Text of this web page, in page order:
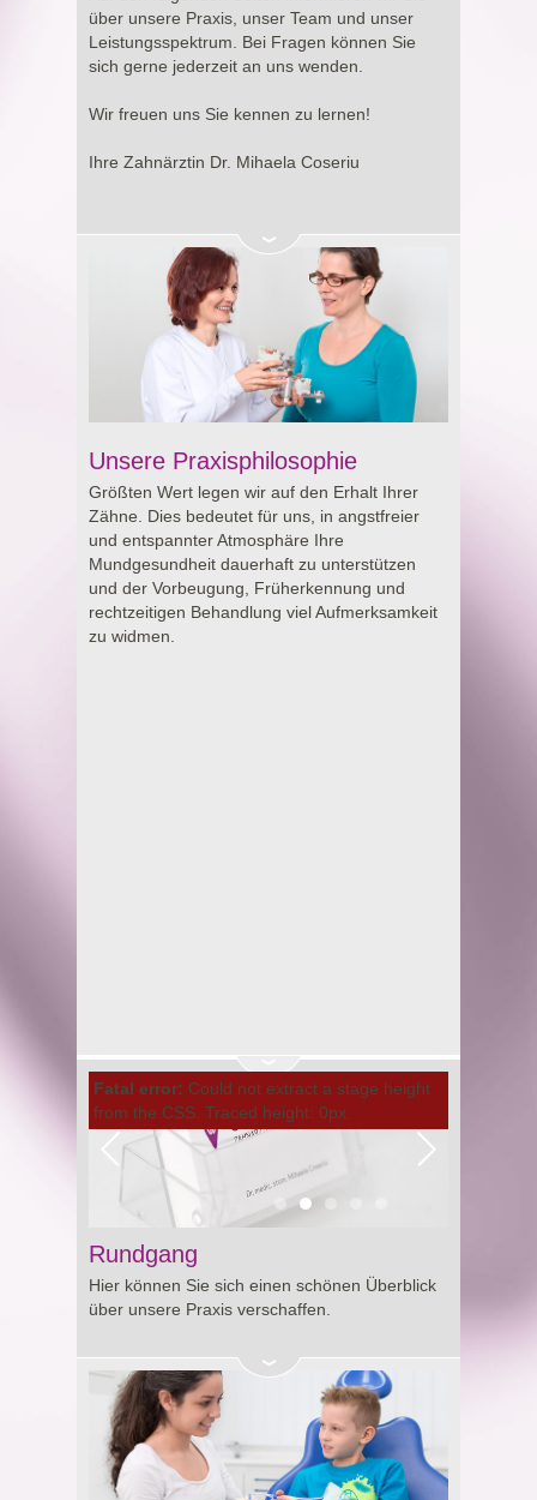
über unsere Praxis, unser Team und unser
Leistungsspektrum. Bei Fragen können Sie
sich gerne jederzeit an uns wenden.
Wir freuen uns Sie kennen zu lernen!
Ihre Zahnärztin Dr. Mihaela Coseriu
Unsere Praxisphilosophie
Größten Wert legen wir auf den Erhalt Ihrer
Zähne. Dies bedeutet für uns, in angstfreier
und entspannter Atmosphäre Ihre
Mundgesundheit dauerhaft zu unterstützen
und der Vorbeugung, Früherkennung und
rechtzeitigen Behandlung viel Aufmerksamkeit
zu widmen.
Fatal error: Could not extract a stage height
from the CSS. Traced height: 0px.
Rundgang
Hier können Sie sich einen schönen Überblick
über unsere Praxis verschaffen.